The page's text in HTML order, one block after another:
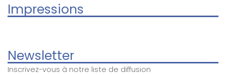
Impressions
Newsletter
Inscrivez-vous à notre liste de diffusion